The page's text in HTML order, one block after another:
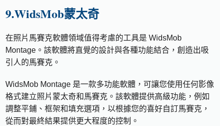
9.WidsMob蒙太奇
在照片馬賽克軟體領域值得考慮的工具是 WidsMob
Montage。該軟體將直覺的設計與各種功能結合，創造出吸
引人的馬賽克。
WidsMob Montage 是一款多功能軟體，可讓您使用任何影像
格式建立照片蒙太奇和馬賽克。該軟體提供高級功能，例如
調整平鋪、框架和填充選項，以根據您的喜好自訂馬賽克，
從而對最終結果提供更大程度的控制。